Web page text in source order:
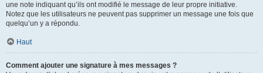
une note indiquant qu’ils ont modifié le message de leur propre initiative.
Notez que les utilisateurs ne peuvent pas supprimer un message une fois que
quelqu’un y a répondu.
Haut
Comment ajouter une signature à mes messages ?